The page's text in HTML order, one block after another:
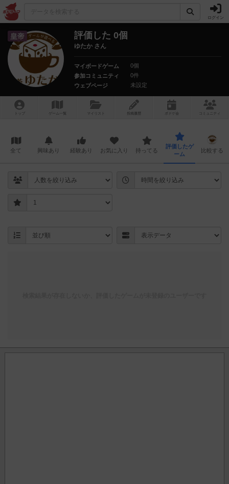
ログイン
皇帝 評価した 0個
ゆたか さん
マイボードゲーム
0個
参加コミュニティ
0件
ウェブページ
未設定
トップ ゲーム一覧 マイリスト 投稿履歴 ボ ドゲ コミュニティ
全て 興味あり 経験あり お気に入り 持ってる
評価したゲ
ーム
比較する